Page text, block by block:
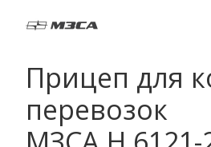
Прицеп для
перевозок